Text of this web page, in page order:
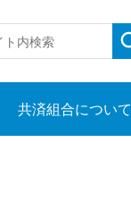
共済組合について